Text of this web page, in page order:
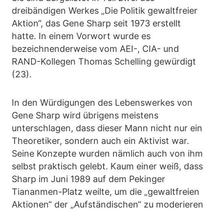
dreibändigen Werkes „Die Politik gewaltfreier
Aktion“, das Gene Sharp seit 1973 erstellt
hatte. In einem Vorwort wurde es
bezeichnenderweise vom AEI-, CIA- und
RAND-Kollegen Thomas Schelling gewürdigt
(23).
In den Würdigungen des Lebenswerkes von
Gene Sharp wird übrigens meistens
unterschlagen, dass dieser Mann nicht nur ein
Theoretiker, sondern auch ein Aktivist war.
Seine Konzepte wurden nämlich auch von ihm
selbst praktisch gelebt. Kaum einer weiß, dass
Sharp im Juni 1989 auf dem Pekinger
Tiananmen-Platz weilte, um die „gewaltfreien
Aktionen“ der „Aufständischen“ zu moderieren